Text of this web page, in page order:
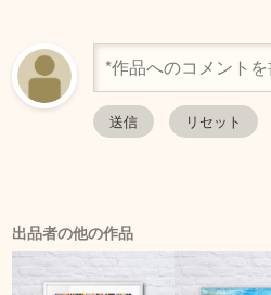
出品者の他の作品